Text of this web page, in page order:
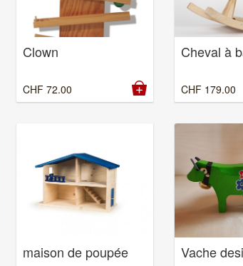
Clown
CHF72.00
Cheval à
CHF 179.00
maison de poupée Vache